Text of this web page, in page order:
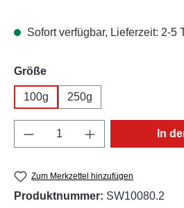
Sofort verfügbar, Lieferzeit: 2-5
Größeauswählen
100g 250g
Produkt Anzahl: Gib In
Zum Merkzettel hinzufügen
Produktnummer: SW10080.2